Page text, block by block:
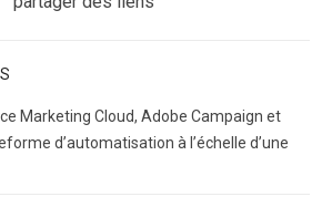
Marketing Cloud, Adobe Campaign et
d’automatisation à l’échelle d’une